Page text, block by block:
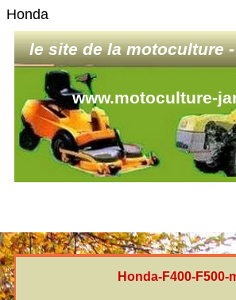
Honda
le site de la motoculture
www.motoculture-
Honda-F400-F500-